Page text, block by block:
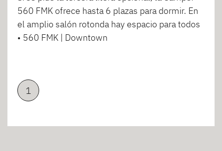
560 FMK ofrece hasta 6 plazas para dormir. En
el amplio salón rotonda hay espacio para todos
• 560 FMK | Downtown
1